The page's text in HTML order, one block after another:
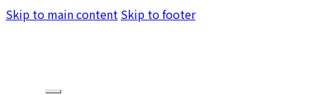
Skip to main content Skip to footer